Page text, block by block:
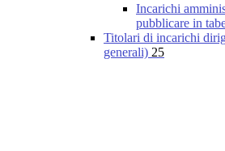
Incarichi
pubblicare in
Titolari di incarichi
generali) 25